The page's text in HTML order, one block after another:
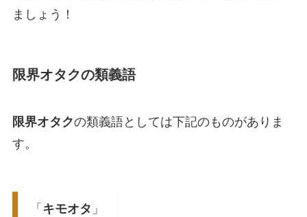
ましょう！
限界オタクの類義語
限界オタクの類義語としては下記のものがありま
す。
「 キモオタ 」